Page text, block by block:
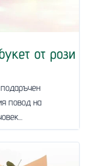
от рози
повод на